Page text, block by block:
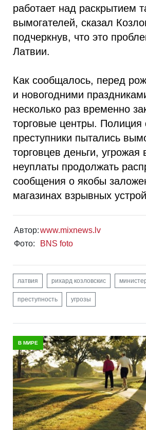
работает над раскрытием
вымогателей, сказал
подчеркнув, что это
Латвии.
Как сообщалось, перед
и новогодними
несколько раз временно
торговые центры. Полиция
преступники пытались
торговцев деньги, угрожая
неуплаты продолжать
сообщения о якобы
магазинах взрывных
Автор:www.mixnews.lv
Фото:
BNS foto
латвия рихард козловскис
преступность угрозы
В МИРЕ